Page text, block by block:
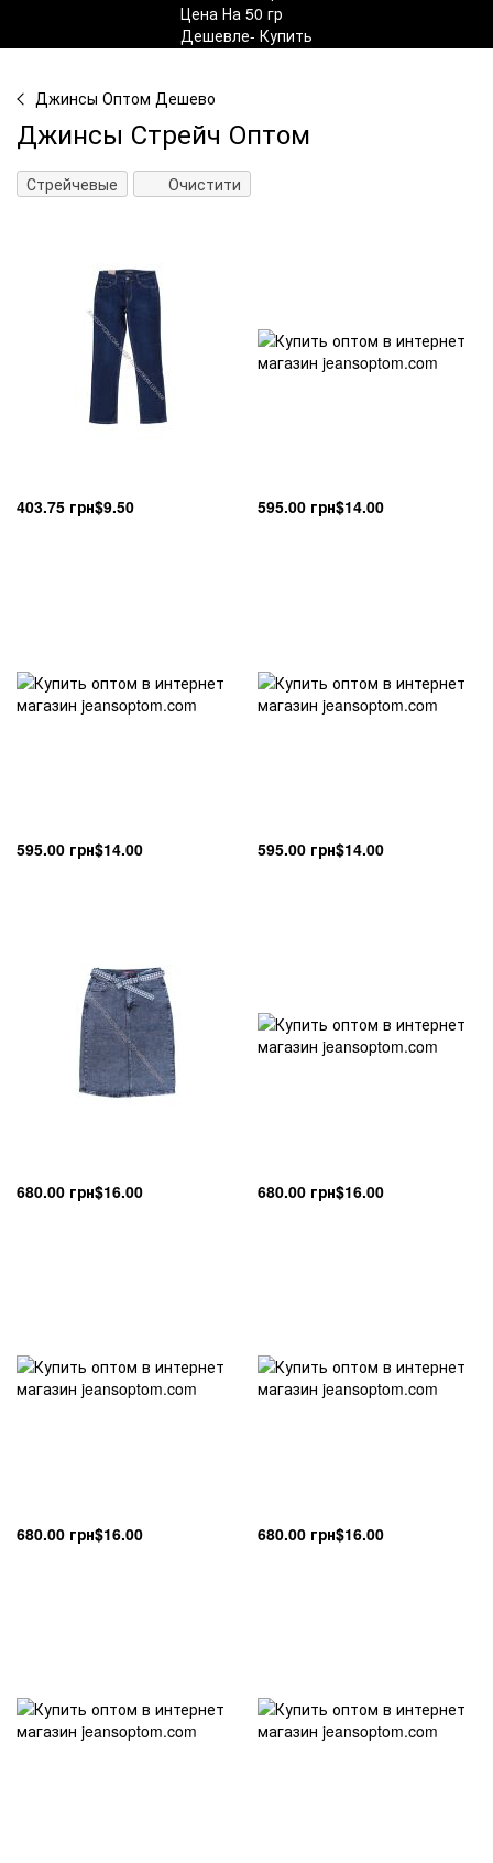
Джинсы Оптом Дешево
Джинсы Стрейч Оптом
Стрейчевые Очистити
403.75 грн$9.50 595.00 грн$14.00
595.00 грн$14.00 595.00 грн$14.00
680.00 грн$16.00 680.00 грн$16.00
680.00 грн$16.00 680.00 грн$16.00